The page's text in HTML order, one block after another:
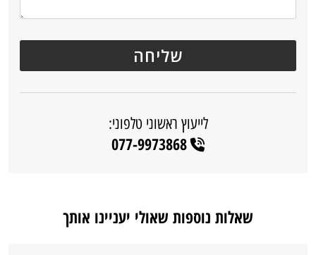
לייעוץ ראשוני טלפוני:
077-9973868
שאלות נוספות שאולי יעניינו אותך